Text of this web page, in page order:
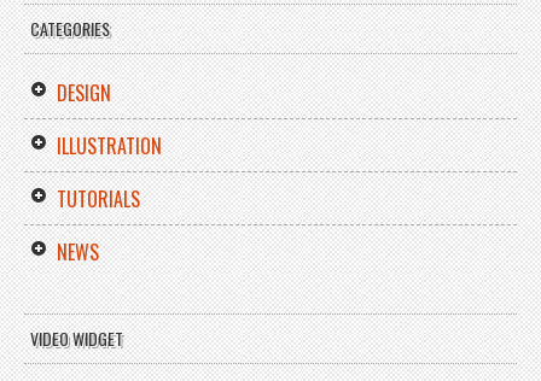
CATEGORIES
DESIGN
ILLUSTRATION
TUTORIALS
NEWS
VIDEO WIDGET